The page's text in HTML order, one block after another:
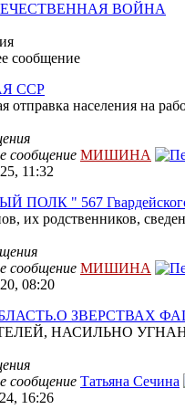
ВОЙНА
сообщение
ССР
отправка населения на
сообщение МИШИНА
11:32
ПОЛК " 567 Гвардейского
их родственников,
сообщение МИШИНА
08:20
ЗВЕРСТВАХ
НАСИЛЬНО
сообщение Татьяна Сечина
16:26